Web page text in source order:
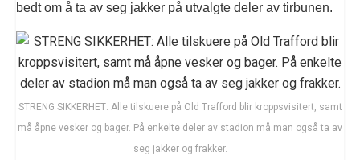
bedt om å ta av seg jakker på utvalgte deler av tirbunen.
STRENG SIKKERHET: Alle tilskuere på Old Trafford blir kroppsvisitert, samt
må åpne vesker og bager. På enkelte deler av stadion må man også ta av
seg jakker og frakker.